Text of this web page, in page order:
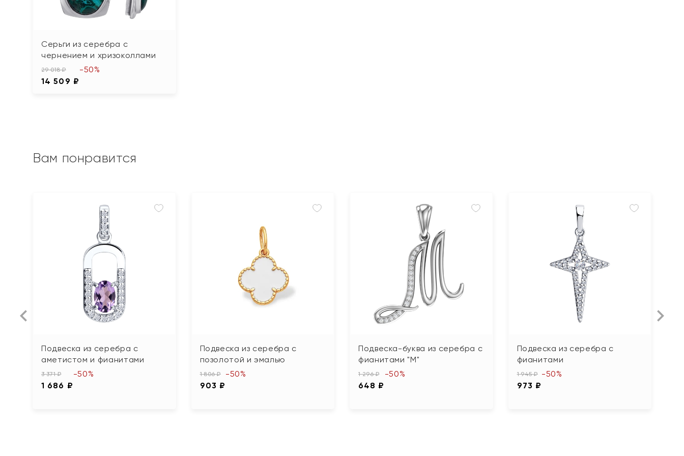
Серьги из серебра с
чернением и хризоколлами
29 018 ₽
14 509 ₽
-50%
Вам понравится
Подвеска из серебра с
аметистом и фианитами
3 371 ₽
1 686 ₽
-50%
Подвеска из серебра с
позолотой и эмалью
1 806 ₽
903 ₽
-50%
Подвеска-буква из серебра с
фианитами "М"
1 296 ₽
648 ₽
-50%
Подвеска из серебра с
фианитами
1 945 ₽
973 ₽
-50%